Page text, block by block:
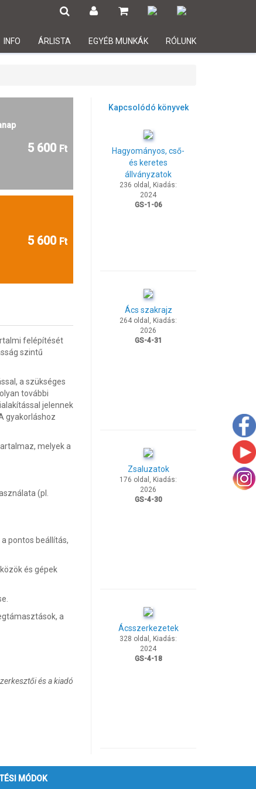
INFO ÁRLISTA EGYÉB MUNKÁK RÓLUNK
5 600 Ft
5 600 Ft
felépítését
szintű
a szükséges
további
jelennek
gyakorláshoz
melyek a
(pl.
pontos beállítás,
és gépek
a
és a kiadó
Kapcsolódó könyvek
Hagyományos, cső-
és keretes
állványzatok
236 oldal, Kiadás:
2024
GS-1-06
Ács szakrajz
264 oldal, Kiadás:
2026
GS-4-31
Zsaluzatok
176 oldal, Kiadás:
2026
GS-4-30
Ácsszerkezetek
328 oldal, Kiadás:
2024
GS-4-18
MÓDOK